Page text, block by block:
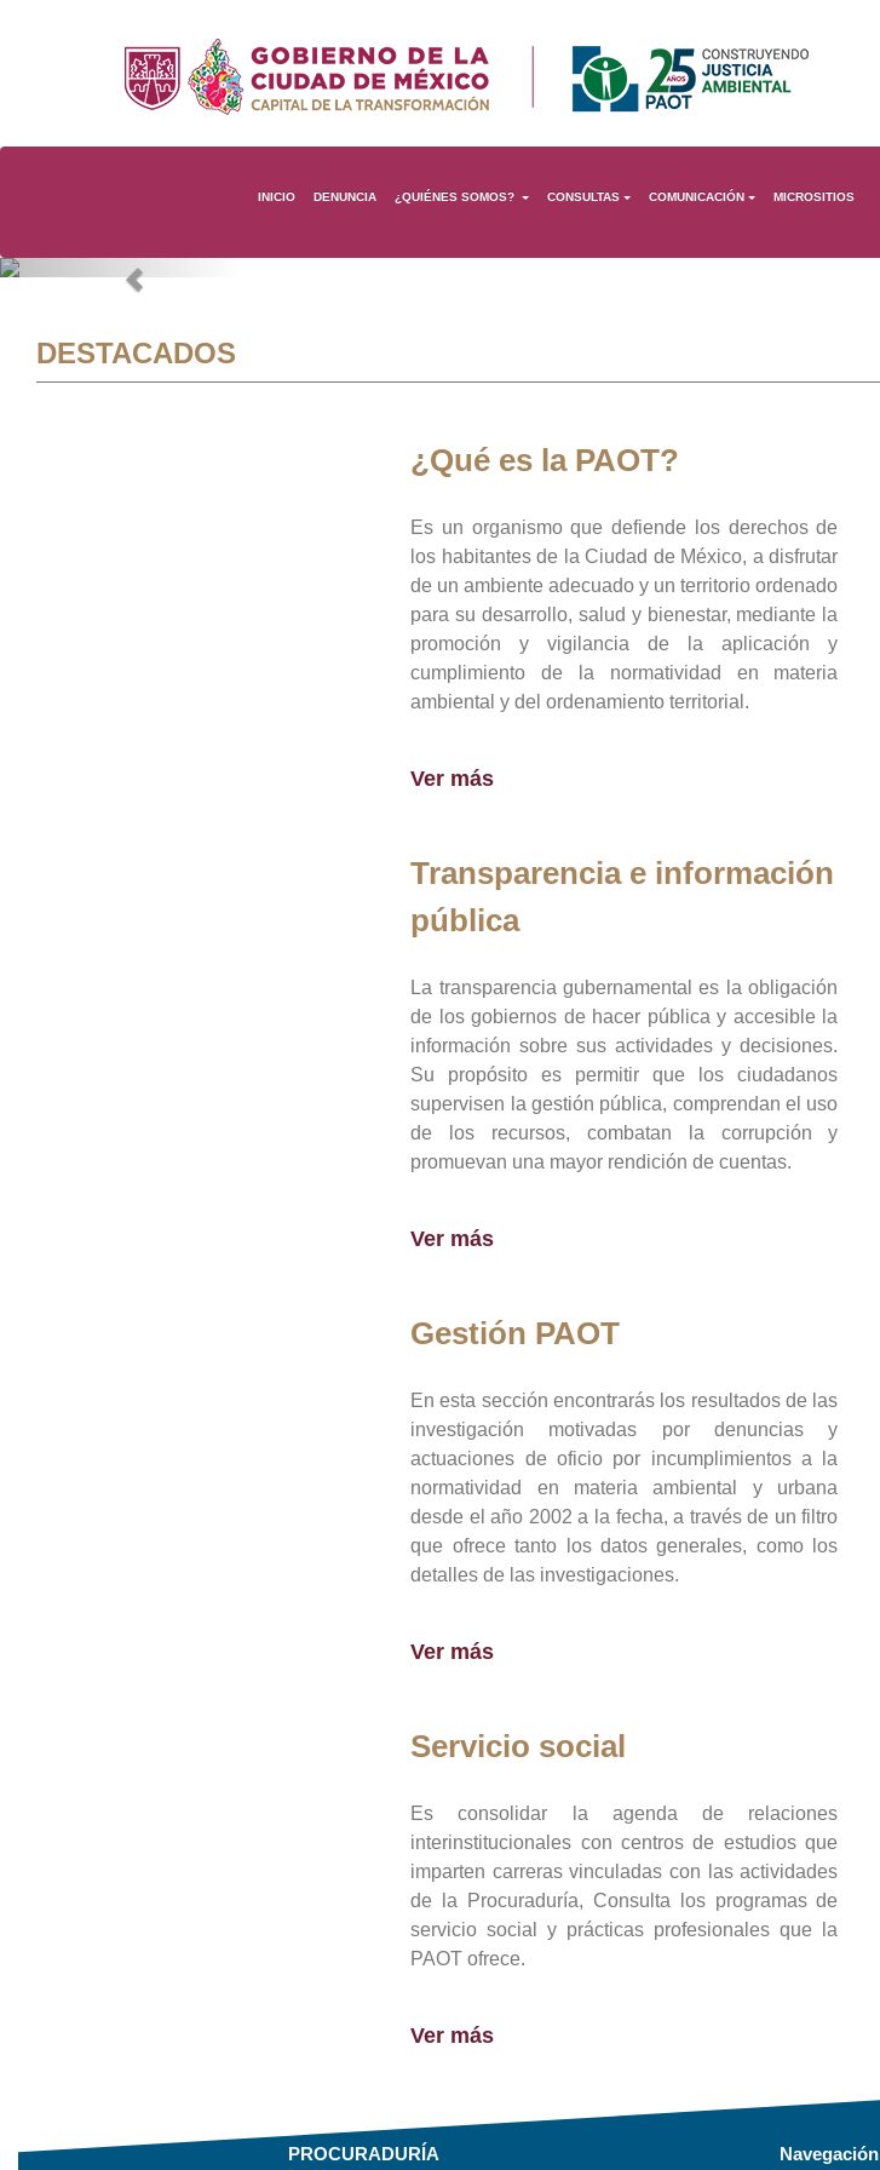
INICIO DENUNCIA ¿QUIÉNES SOMOS? CONSULTAS COMUNICACIÓN MICROSITIOS
Previous
DESTACADOS
¿Qué es la PAOT?
Es un organismo que defiende los derechos de
los habitantes de la Ciudad de México, a disfrutar
de un ambiente adecuado y un territorio ordenado
para su desarrollo, salud y bienestar, mediante la
promoción y vigilancia de la aplicación y
cumplimiento de la normatividad en materia
ambiental y del ordenamiento territorial.
Ver más
Transparencia e información
pública
La transparencia gubernamental es la obligación
de los gobiernos de hacer pública y accesible la
información sobre sus actividades y decisiones.
Su propósito es permitir que los ciudadanos
supervisen la gestión pública, comprendan el uso
de los recursos, combatan la corrupción y
promuevan una mayor rendición de cuentas.
Ver más
Gestión PAOT
En esta sección encontrarás los resultados de las
investigación motivadas por denuncias y
actuaciones de oficio por incumplimientos a la
normatividad en materia ambiental y urbana
desde el año 2002 a la fecha, a través de un filtro
que ofrece tanto los datos generales, como los
detalles de las investigaciones.
Ver más
Servicio social
Es consolidar la agenda de relaciones
interinstitucionales con centros de estudios que
imparten carreras vinculadas con las actividades
de la Procuraduría, Consulta los programas de
servicio social y prácticas profesionales que la
PAOT ofrece.
Ver más
PROCURADURÍA Navegación